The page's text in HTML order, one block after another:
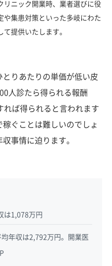
リニック開業時、業者選びに役
や集患対策といった多岐にわた
提供いたします。
りあたりの単価が低い皮
人診たら得られる報酬
れば得られると言われます
ぐことは難しいのでしょ
事情に迫ります。
は1,078万円
年収は2,792万円。開業医